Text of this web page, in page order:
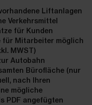
Liftanlagen
Verkehrsmittel
für Kunden
für Mitarbeiter möglich
MWST)
Autobahn
Bürofläche (nur
nach Ihren
mögliche
PDF angefügten